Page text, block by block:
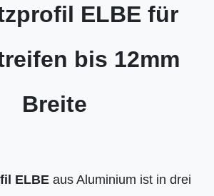
ELBE für
bis 12mm
Breite
ELBE aus Aluminium ist in drei